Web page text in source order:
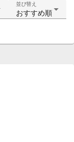
並び替え
おすすめ順